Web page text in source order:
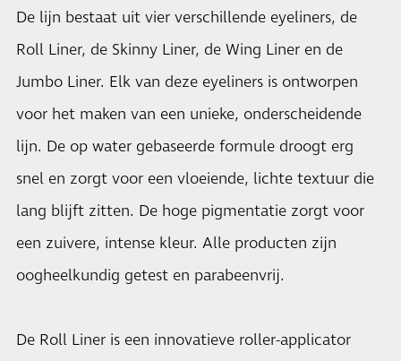
De lijn bestaat uit vier verschillende eyeliners, de
Roll Liner, de Skinny Liner, de Wing Liner en de
Jumbo Liner. Elk van deze eyeliners is ontworpen
voor het maken van een unieke, onderscheidende
lijn. De op water gebaseerde formule droogt erg
snel en zorgt voor een vloeiende, lichte textuur die
lang blijft zitten. De hoge pigmentatie zorgt voor
een zuivere, intense kleur. Alle producten zijn
oogheelkundig getest en parabeenvrij.
De Roll Liner is een innovatieve roller-applicator